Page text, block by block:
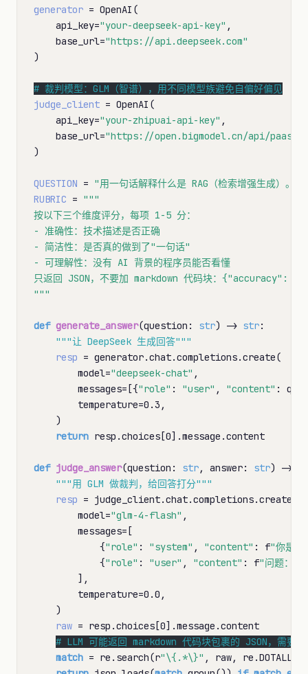
generator = OpenAI(
    api_key
="your-deepseek-api-key" ,
    base_url
="https://api.deepseek.com"
)
#
judge_client = OpenAI(
    api_key
="your-zhipuai-api-key" ,
    base_url
="https://open.bigmodel.cn/api/paas/
)
QUESTION = "用一句话解释什么是 RAG（检索增强生成）。"
RUBRIC = """
按以下三个维度评分，每项 1-5 分：
- 准确性：技术描述是否正确
- 简洁性：是否真的做到了"一句话"
- 可理解性：没有 AI 背景的程序员能否看懂
只返回 JSON，不要加 markdown 代码块：
"""
def generate_answer(question: str) -> str:
"""让 DeepSeek 生成回答"""
resp = generator.chat.completions.create(
        model
="deepseek-chat" ,
        messages
= [{"role" : "user" , "content" :
        temperature
=0.3,
    )
return resp.choices[0].message.content
def judge_answer(question: str, answer: str) ->
"""用 GLM 做裁判，给回答打分"""
resp = judge_client.chat.completions.create(
        model
="glm-4-flash" ,
        messages
= [
            {
"role" : "system" , "content" : f"你是一
            {
"role" : "user" , "content" : f"问题：
        ],
        temperature
=0.0,
    )
raw = resp.choices[0].message.content
#
match = re.search(r"\{.*\}" , raw, re.DOTALL)